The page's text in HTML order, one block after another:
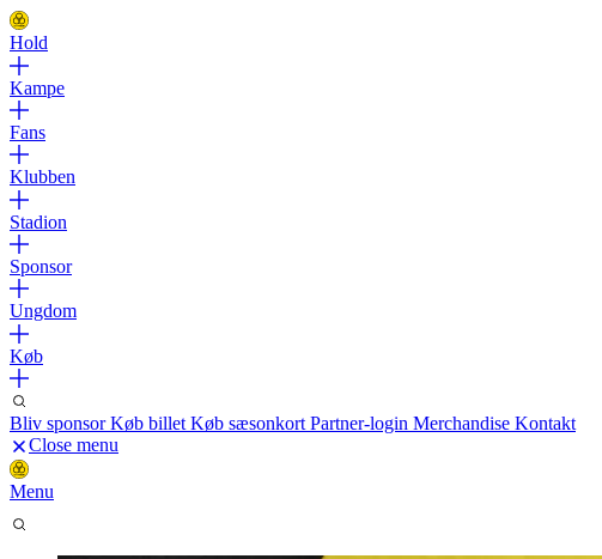
Hold
Kampe
Fans
Klubben
Stadion
Sponsor
Ungdom
Køb
Bliv sponsorKøb billet Køb sæsonkort Partner-login Merchandise Kontakt
Close menu
Menu